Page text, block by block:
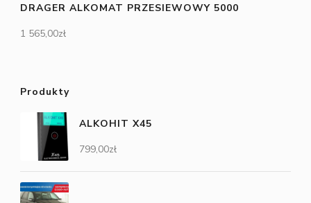
DRAGER ALKOMAT PRZESIEWOWY 5000
1 565,00zł
Produkty
ALKOHIT X45
799,00zł